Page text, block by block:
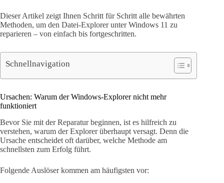
Dieser Artikel zeigt Ihnen Schritt für Schritt alle bewährten
Methoden, um den Datei-Explorer unter Windows 11 zu
reparieren – von einfach bis fortgeschritten.
Schnellnavigation
Ursachen: Warum der Windows-Explorer nicht mehr
funktioniert
Bevor Sie mit der Reparatur beginnen, ist es hilfreich zu
verstehen, warum der Explorer überhaupt versagt. Denn die
Ursache entscheidet oft darüber, welche Methode am
schnellsten zum Erfolg führt.
Folgende Auslöser kommen am häufigsten vor: